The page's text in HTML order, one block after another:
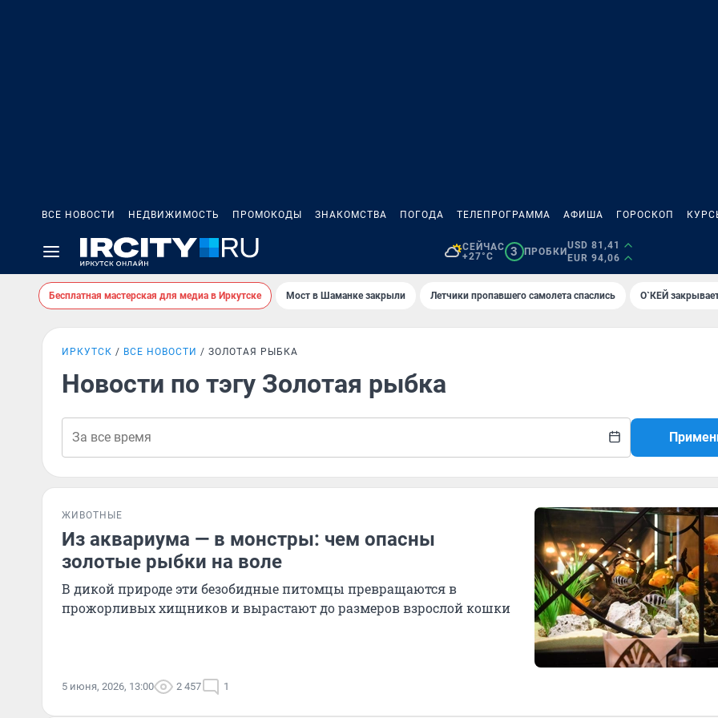
ВСЕ НОВОСТИ НЕДВИЖИМОСТЬ ПРОМОКОДЫ ЗНАКОМСТВА ПОГОДА ТЕЛЕПРОГРАММА АФИША ГОРОСКОП
СЕЙЧАС
+27°C
3 ПРОБКИ
USD 81,41
EUR 94,06
Бесплатная мастерская для медиа в Иркутске Мост в Шаманке закрыли Летчики пропавшего самолета спаслись О`КЕЙ
ИРКУТСК ВСЕ НОВОСТИ ЗОЛОТАЯ РЫБКА
Новости по тэгу Золотая рыбка
ЖИВОТНЫЕ
Из аквариума — в монстры: чем опасны
золотые рыбки на воле
В дикой природе эти безобидные питомцы превращаются в
прожорливых хищников и вырастают до размеров взрослой кошки
5 июня, 2026, 13:00 2 457 1